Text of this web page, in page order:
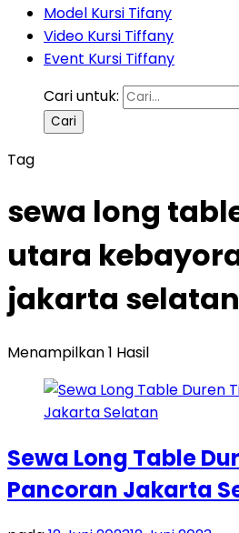
Model Kursi Tifany
Video Kursi Tiffany
Event Kursi Tiffany
Cari untuk:
Tag
sewa long
utara
jakarta selatan
Menampilkan 1 Hasil
Sewa Long Table
Pancoran Jakarta